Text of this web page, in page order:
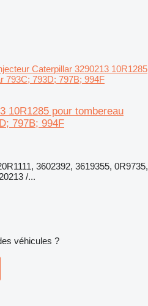
Caterpillar 3290213 10R1285
793C; 793D; 797B; 994F
10R1285 pour tombereau
797B; 994F
3602392, 3619355, 0R9735,
/...
véhicules ?